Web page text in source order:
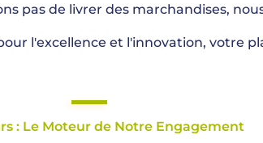
pas de livrer des marchandises,
l'excellence et l'innovation, votre
: Le Moteur de Notre Engagement